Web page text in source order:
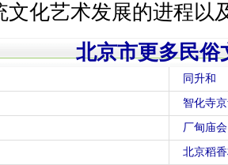
文化艺术发展的进程以
北京市更多民俗
同升和
智化寺
厂甸庙会
北京稻